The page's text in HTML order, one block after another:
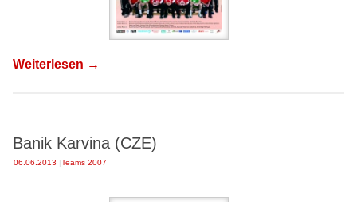
Weiterlesen →
Banik Karvina (CZE)
06.06.2013 |Teams 2007